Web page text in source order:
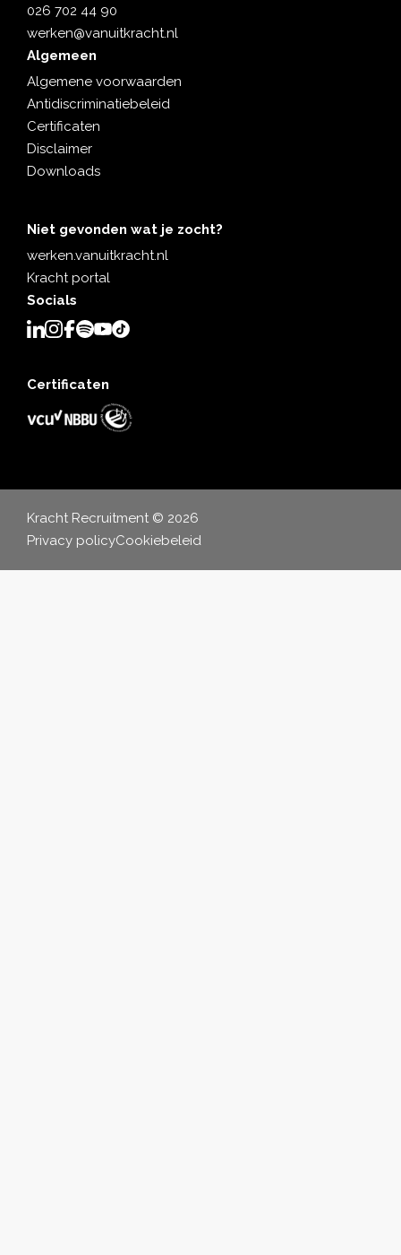
026 702 44 90
werken@vanuitkracht.nl
Algemeen
Algemene voorwaarden
Antidiscriminatiebeleid
Certificaten
Disclaimer
Downloads
Niet gevonden wat je zocht?
werken.vanuitkracht.nl
Kracht portal
Socials
Certificaten
Kracht Recruitment © 2026
Privacy policyCookiebeleid